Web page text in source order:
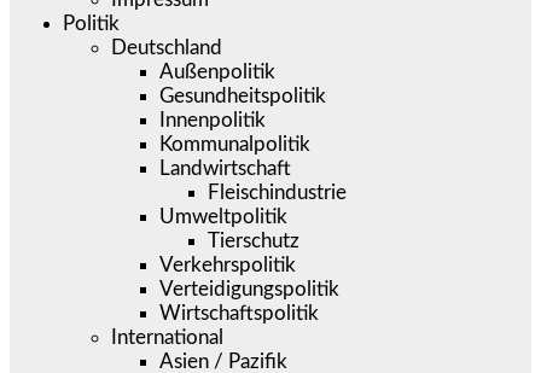
Politik
Deutschland
Außenpolitik
Gesundheitspolitik
Innenpolitik
Kommunalpolitik
Landwirtschaft
Fleischindustrie
Umweltpolitik
Tierschutz
Verkehrspolitik
Verteidigungspolitik
Wirtschaftspolitik
International
Asien / Pazifik